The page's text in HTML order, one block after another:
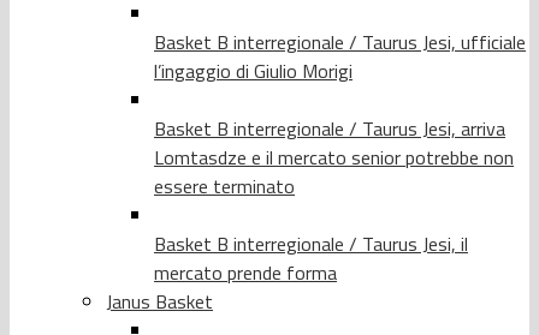
Basket B interregionale / Taurus Jesi, ufficiale
l’ingaggio di Giulio Morigi
Basket B interregionale / Taurus Jesi, arriva
Lomtasdze e il mercato senior potrebbe non
essere terminato
Basket B interregionale / Taurus Jesi, il
mercato prende forma
Janus Basket